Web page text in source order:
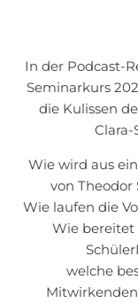
In der Podcast-
Seminarkurs
die Kulissen
Wie wird aus
von
Wie laufen die
Wie bereitet
welche